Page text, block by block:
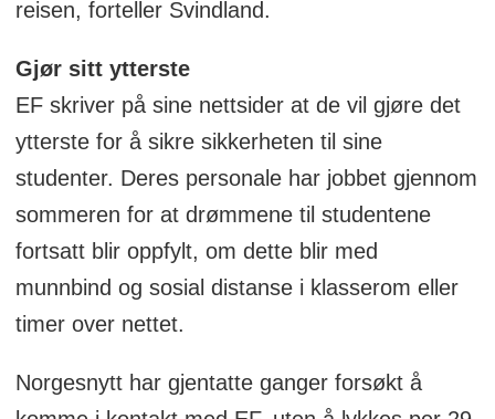
reisen, forteller Svindland.
Gjør sitt ytterste
EF skriver på sine nettsider at de vil gjøre det
ytterste for å sikre sikkerheten til sine
studenter. Deres personale har jobbet gjennom
sommeren for at drømmene til studentene
fortsatt blir oppfylt, om dette blir med
munnbind og sosial distanse i klasserom eller
timer over nettet.
Norgesnytt har gjentatte ganger forsøkt å